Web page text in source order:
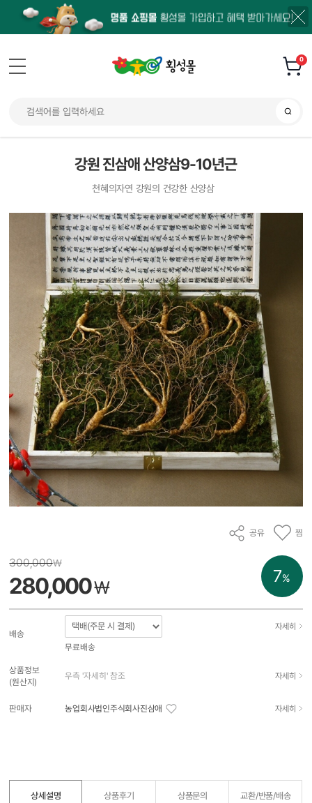
0
강원 진삼애 산양삼9-10년근
천혜의자연 강원의 건강한 산양삼
공유 찜
7%
300,000₩
280,000₩
배송
자세히
무료배송
상품정보
(원산지)
우측 '자세히' 참조 자세히
판매자 농업회사법인주식회사진삼애 자세히
상세설명 상품후기 상품문의 교환/반품/배송